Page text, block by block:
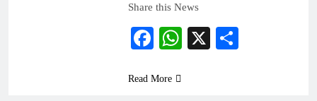
Share this News
Facebook
WhatsApp
X
Read More